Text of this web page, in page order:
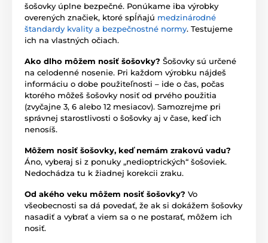
šošovky úplne bezpečné. Ponúkame iba výrobky
overených značiek, ktoré spĺňajú medzinárodné
štandardy kvality a bezpečnostné normy. Testujeme
ich na vlastných očiach.
Ako dlho môžem nosiť šošovky? Šošovky sú určené
na celodenné nosenie. Pri každom výrobku nájdeš
informáciu o dobe použiteľnosti – ide o čas, počas
ktorého môžeš šošovky nosiť od prvého použitia
(zvyčajne 3, 6 alebo 12 mesiacov). Samozrejme pri
správnej starostlivosti o šošovky aj v čase, keď ich
nenosíš.
Môžem nosiť šošovky, keď nemám zrakovú vadu?
Áno, vyberaj si z ponuky „nedioptrických“ šošoviek.
Nedochádza tu k žiadnej korekcii zraku.
Od akého veku môžem nosiť šošovky? Vo
všeobecnosti sa dá povedať, že ak si dokážem šošovky
nasadiť a vybrať a viem sa o ne postarať, môžem ich
nosiť.